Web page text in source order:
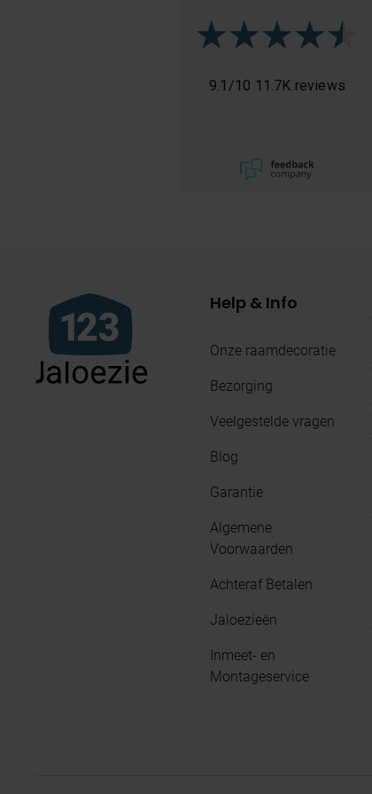
9.1 /10 11.7K reviews
Help & Info
Onze raamdecoratie
Bezorging
Veelgestelde vragen
Blog
Garantie
Algemene
Voorwaarden
Achteraf Betalen
Jaloezieën
Inmeet- en
Montageservice